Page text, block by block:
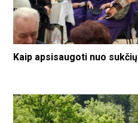
Kaip apsisaugoti nuo sukčių